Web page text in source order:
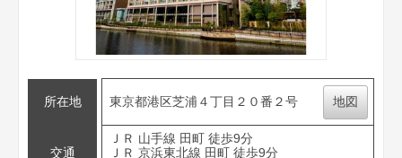
所在地 東京都港区芝浦４丁目２０番２号 地図
交通
ＪＲ 山手線 田町 徒歩9分
ＪＲ 京浜東北線 田町 徒歩9分